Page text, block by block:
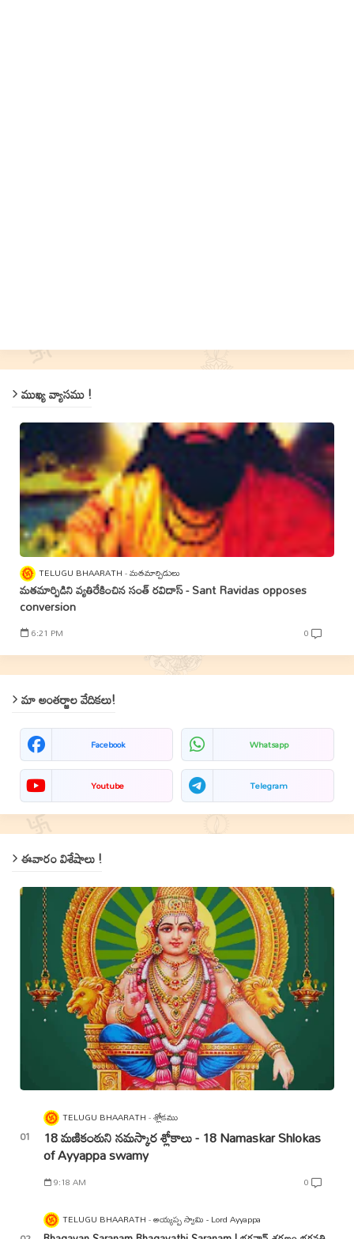
ముఖ్య వ్యాసము !
TELUGU BHAARATH మతమార్పిడులు
మతమార్పిడిని వ్యతిరేకించిన సంత్‌ రవిదాస్‌ - Sant Ravidas opposes
conversion
6:21 PM 0
మా అంతర్జాల వేదికలు!
Facebook Whatsapp
Youtube Telegram
ఈవారం విశేషాలు !
TELUGU BHAARATH శ్లోకము
18 మణికంఠుని నమస్కార శ్లోకాలు - 18 Namaskar Shlokas
of Ayyappa swamy
9:18 AM 0
TELUGU BHAARATH అయ్యప్ప స్వామి - Lord Ayyappa